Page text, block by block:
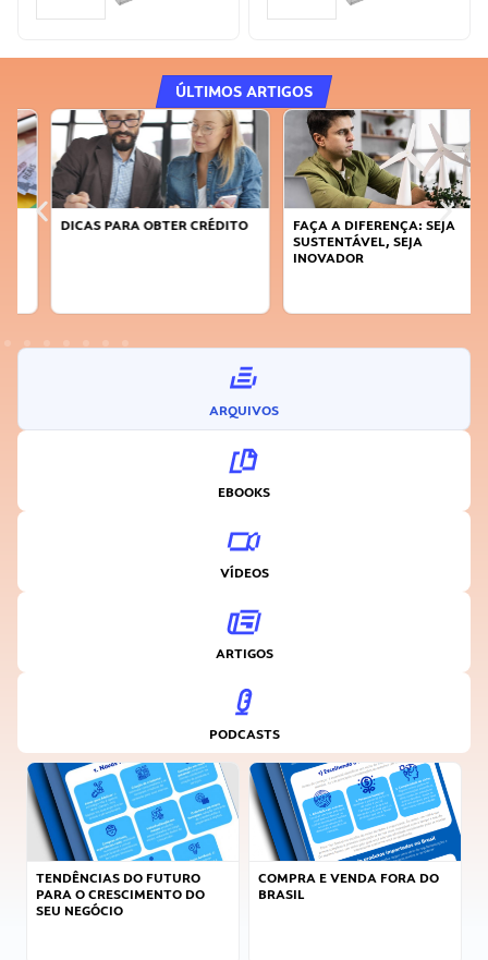
ÚLTIMOS ARTIGOS
DICAS PARA OBTER CRÉDITO
FAÇA A DIFERENÇA: SEJA
SUSTENTÁVEL, SEJA
INOVADOR
ARQUIVOS
EBOOKS
VÍDEOS
ARTIGOS
PODCASTS
TENDÊNCIAS DO FUTURO
PARA O CRESCIMENTO DO
SEU NEGÓCIO
COMPRA E VENDA FORA DO
BRASIL